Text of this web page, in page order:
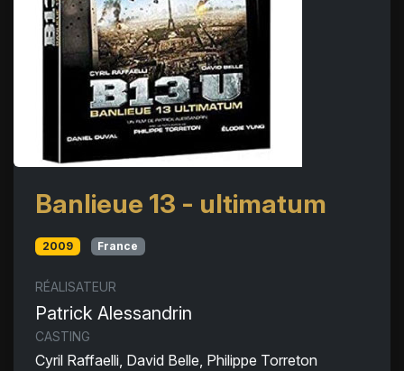
Banlieue 13 - ultimatum
2009 France
RÉALISATEUR
Patrick Alessandrin
CASTING
Cyril Raffaelli, David Belle, Philippe Torreton